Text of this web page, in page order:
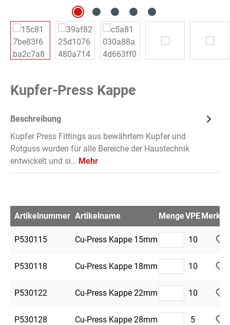
Kupfer-Press Kappe
Beschreibung
Kupfer Press Fittings aus bewährtem Kupfer und
Rotguss wurden für alle Bereiche der Haustechnik
entwickelt und si… Mehr
Artikelnummer Artikelname MengeVPE
P530115 Cu-Press Kappe 15mm 10
P530118 Cu-Press Kappe 18mm 10
P530122 Cu-Press Kappe 22mm 10
P530128 Cu-Press Kappe 28mm 5